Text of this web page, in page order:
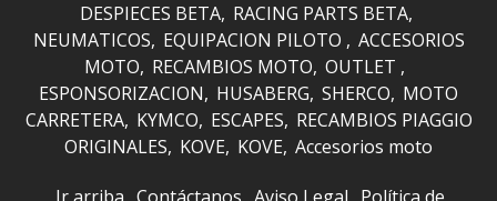
DESPIECES BETA RACING PARTS BETA
NEUMATICOS EQUIPACION PILOTO
ACCESORIOS
MOTO RECAMBIOS MOTO OUTLET
ESPONSORIZACION
HUSABERG SHERCO MOTO
CARRETERA KYMCO ESCAPES RECAMBIOS PIAGGIO
ORIGINALES KOVE KOVE Accesorios moto